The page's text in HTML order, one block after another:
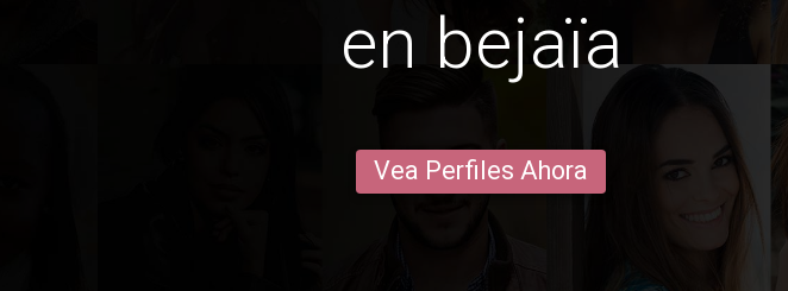
en bejaïa
Vea Perfiles Ahora